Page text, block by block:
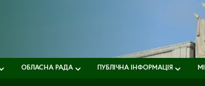
ОБЛАСНА РАДА ПУБЛІЧНА ІНФОРМАЦІЯ